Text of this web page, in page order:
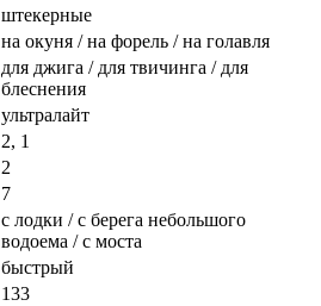
штекерные
на окуня / на форель / на голавля
для джига / для твичинга / для
блеснения
ультралайт
2, 1
2
7
с лодки / с берега небольшого
водоема / с моста
быстрый
133